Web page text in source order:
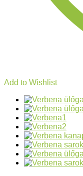
Add to Wishlist